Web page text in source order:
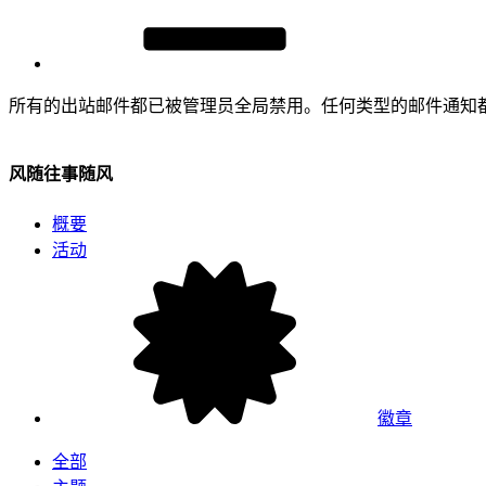
所有的出站邮件都已被管理员全局禁用。任何类型的邮件通知
风随往事随风
概要
活动
徽章
全部